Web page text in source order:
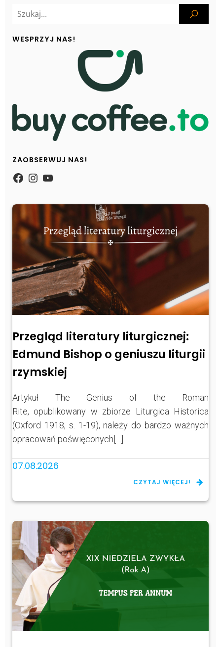
WESPRZYJ NAS!
ZAOBSERWUJ NAS!
https://www.facebook.com/
Instagram
YouTube
Przegląd literatury liturgicznej:
Edmund Bishop o geniuszu liturgii
rzymskiej
Artykuł The Genius of the Roman
Rite, opublikowany w zbiorze Liturgica Historica
(Oxford 1918, s. 1-19), należy do bardzo ważnych
opracowań poświęconych[…]
07.08.2026
CZYTAJ WIĘCEJ!